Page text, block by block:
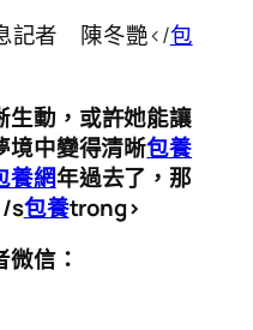
記者 陳冬艷</包
生動，或許她能讓
境中變得清晰包養
養網年過去了，那
s包養trong>
微信：